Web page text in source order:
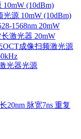
(10dBm)
光源 10mW (10dBm)
1568nm 20mW
激光器 20mW
OCT成像扫频激光源
光器光源
20nm 脉宽7ns 重复